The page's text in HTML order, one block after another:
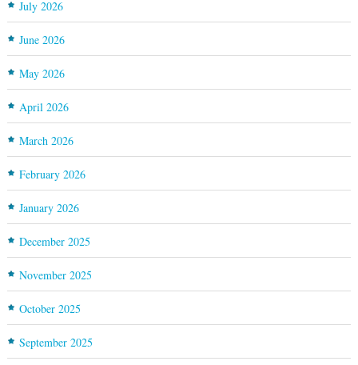
July 2026
June 2026
May 2026
April 2026
March 2026
February 2026
January 2026
December 2025
November 2025
October 2025
September 2025